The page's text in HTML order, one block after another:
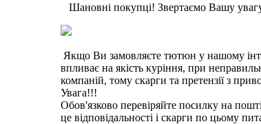
Шановні покупці! Звертаємо Вашу
Якщо Ви замовляєте тютюн у нашому
впливає на якість куріння, при
компаній, тому скарги та претензії з
Увага!!!
Обов'язково перевіряйте посилку на
це відповідальності і скарги по цьому